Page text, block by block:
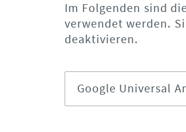
Im Folgenden sind
verwendet werden.
deaktivieren.
Google Universal